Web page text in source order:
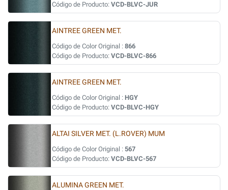
Código de Producto: VCD-BLVC-JUR
AINTREE GREEN MET.
Código de Color Original : 866
Código de Producto: VCD-BLVC-866
AINTREE GREEN MET.
Código de Color Original : HGY
Código de Producto: VCD-BLVC-HGY
ALTAI SILVER MET. (L.ROVER) MUM
Código de Color Original : 567
Código de Producto: VCD-BLVC-567
ALUMINA GREEN MET.